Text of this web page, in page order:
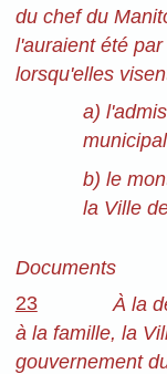
du chef du
l'auraient été
lorsqu'elles
a)
b) le
la Ville
Documents
23
À la
à la famille, la
gouvernement